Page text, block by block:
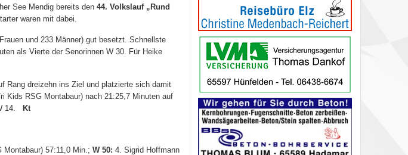
See Mendig bereits den 44. Volkslauf „Rund
waren mit dabei.
und 233 Männer) gut besetzt. Schnellste
als Vierte der Senorinnen W 30. Für Heike
Rang dreizehn ins Ziel und platzierte sich damit
Kids RSG Montabaur) nach 21:25,7 Minuten auf
14.
Kt
Montabaur) 57:11,0 Min.; W 50: 4. Sigrid Hoffmann